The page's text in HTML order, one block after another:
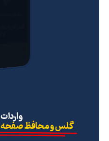
گلس و محافظ صفحه